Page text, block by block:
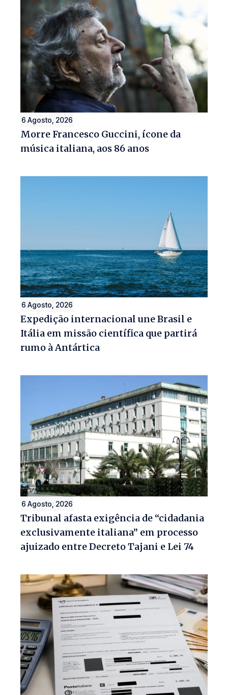
6 Agosto, 2026
Morre Francesco Guccini, ícone da
música italiana, aos 86 anos
6 Agosto, 2026
Expedição internacional une Brasil e
Itália em missão científica que partirá
rumo à Antártica
6 Agosto, 2026
Tribunal afasta exigência de “cidadania
exclusivamente italiana” em processo
ajuizado entre Decreto Tajani e Lei 74